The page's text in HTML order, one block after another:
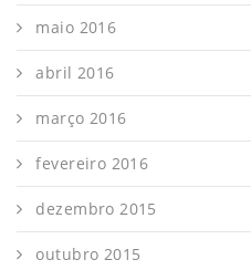
maio 2016
abril 2016
março 2016
fevereiro 2016
dezembro 2015
outubro 2015